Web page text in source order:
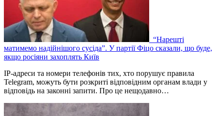
“Нарешті
матимемо надійнішого сусіда”. У партії Фіцо сказали, що буде,
якщо росіяни захоплять Київ
IP-адреси та номери телефонів тих, хто порушує правила
Telegram, можуть бути розкриті відповідним органам влади у
відповідь на законні запити. Про це нещодавно…